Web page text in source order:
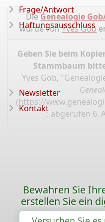
Die Genealogie
wurde vonYves Gob
Geben Sie beim
Stammbaum
Yves Gob,
(https://
: abgerufen 6.
Frage/Antwort
Haftungsausschluss
Newsletter
Kontakt
Bewahren Sie
erstellen Sie ein